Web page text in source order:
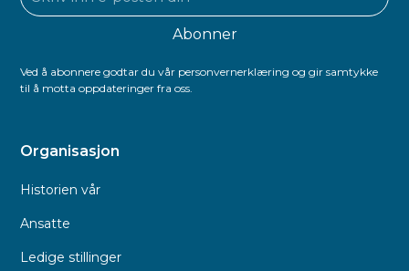
Ved å abonnere godtar du vår personvernerklæring og gir samtykke
til å motta oppdateringer fra oss.
Organisasjon
Historien vår
Ansatte
Ledige stillinger